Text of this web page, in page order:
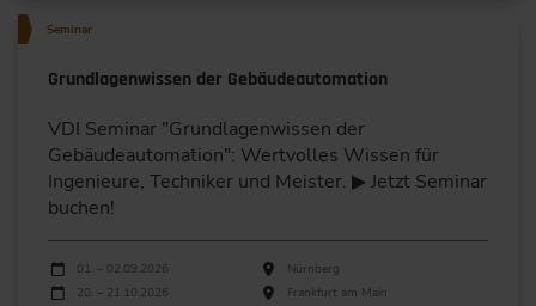
Seminar
Grundlagenwissen der Gebäudeautomation
VDI Seminar "Grundlagenwissen der
Gebäudeautomation": Wertvolles Wissen für
Ingenieure, Techniker und Meister. ▶ Jetzt Seminar
buchen!
Durchführungen
Veranstaltungsdatum Veranstaltungsort
01. – 02.09.2026
Nürnberg
20. – 21.10.2026
Frankfurt am Main